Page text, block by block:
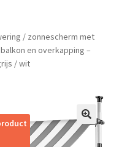
/ zonnescherm met
en overkapping –
/ wit
🔍